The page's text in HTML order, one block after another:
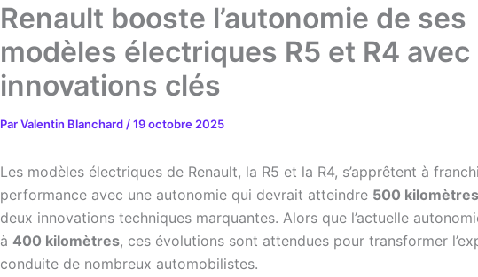
Renault booste l’autonomie de ses
modèles électriques R5 et R4 avec
innovations clés
ParValentin Blanchard /19 octobre 2025
Les modèles électriques de Renault, la R5 et la R4, s’apprêtent à
performance avec une autonomie qui devrait atteindre 500 kilomètres
deux innovations techniques marquantes. Alors que l’actuelle
à 400 kilomètres, ces évolutions sont attendues pour transformer
conduite de nombreux automobilistes.